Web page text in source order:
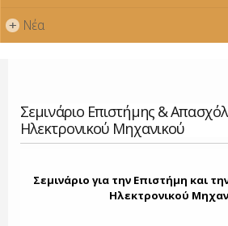
+ Νέα
Σεμινάριο Επιστήμης &
Ηλεκτρονικού Μηχανικού
Σεμινάριο για την Επιστήμη και
Ηλεκτρονικού